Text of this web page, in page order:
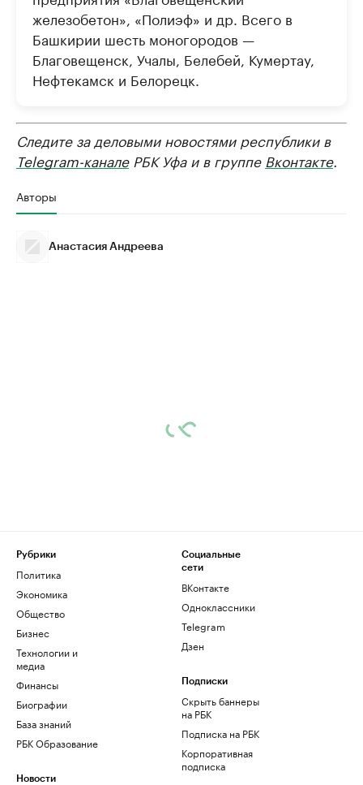
железобетон», «Полиэф» и др. Всего в
Башкирии шесть моногородов —
Благовещенск, Учалы, Белебей, Кумертау,
Нефтекамск и Белорецк.
Следите за деловыми новостями республики в
Telegram-каналеРБК Уфа и в группе Вконтакте.
Авторы
Анастасия Андреева
Рубрики
Политика
Экономика
Общество
Бизнес
Технологии и
медиа
Финансы
Биографии
База знаний
РБК Образование
Новости
Социальные
сети
ВКонтакте
Одноклассники
Telegram
Дзен
Подписки
Скрыть баннеры
на РБК
Подписка на РБК
Корпоративная
подписка